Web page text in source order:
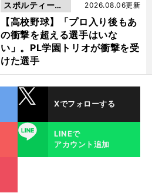
【高校野球】「プロ入り後もあ
の衝撃を超える選手はいな
い」。PL学園トリオが衝撃を受
けた選手
2026.08.06更新
スポルティーバ
動画
Xでフォローする
LINE
LINEで
アカウント追加